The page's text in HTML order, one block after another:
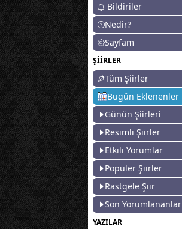
Bildiriler
Nedir?
Sayfam
ŞİİRLER
Tüm Şiirler
Bugün Eklenenler
Günün Şiirleri
Resimli Şiirler
Etkili Yorumlar
Popüler Şiirler
Rastgele Şiir
Son Yorumlananlar
YAZILAR